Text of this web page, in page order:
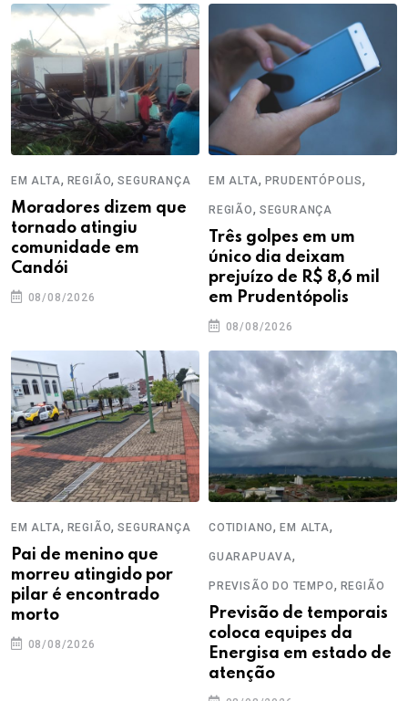
EM ALTA, REGIÃO,SEGURANÇA
Moradores dizem que
tornado atingiu
comunidade em
Candói
08/08/2026
EM ALTA, PRUDENTÓPOLIS,
REGIÃO, SEGURANÇA
Três golpes em um
único dia deixam
prejuízo de R$ 8,6 mil
em Prudentópolis
08/08/2026
EM ALTA, REGIÃO,SEGURANÇA
Pai de menino que
morreu atingido por
pilar é encontrado
morto
08/08/2026
COTIDIANO,EM ALTA,
GUARAPUAVA,
PREVISÃO DO TEMPO, REGIÃO
Previsão de temporais
coloca equipes da
Energisa em estado de
atenção